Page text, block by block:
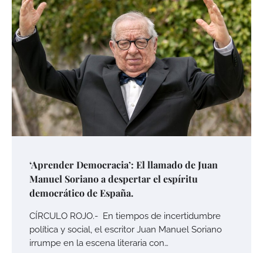
‘Aprender Democracia’: El llamado de Juan
Manuel Soriano a despertar el espíritu
democrático de España.
CÍRCULO ROJO.- En tiempos de incertidumbre
política y social, el escritor Juan Manuel Soriano
irrumpe en la escena literaria con…